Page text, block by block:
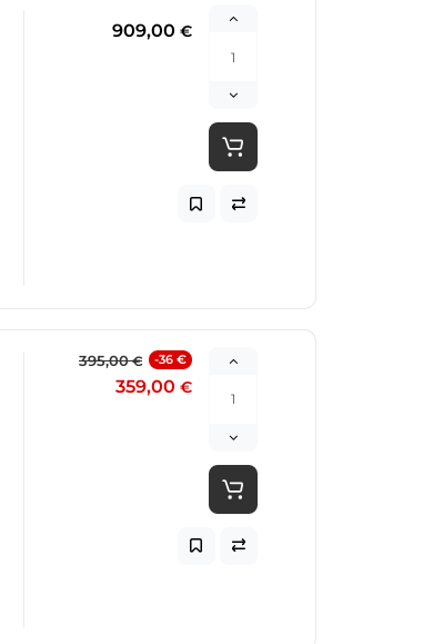
909,00 €
395,00€ -36 €
359,00 €